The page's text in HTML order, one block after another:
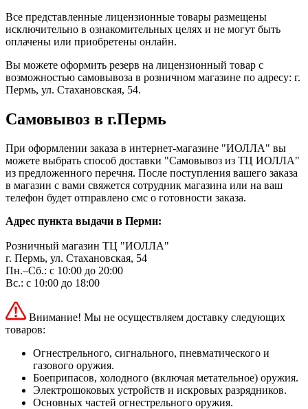
Все представленные лицензионные товары размещены
исключительно в ознакомительных целях и не могут быть
оплачены или приобретены онлайн.
Вы можете оформить резерв на лицензионный товар с
возможностью самовывоза в розничном магазине по адресу: г.
Пермь, ул. Стахановская, 54.
Самовывоз в г.Пермь
При оформлении заказа в интернет-магазине "ИОЛЛА" вы
можете выбрать способ доставки "Самовывоз из ТЦ ИОЛЛА"
из предложенного перечня. После поступления вашего заказа
в магазин с вами свяжется сотрудник магазина или на ваш
телефон будет отправлено смс о готовности заказа.
Адрес пункта выдачи в Перми:
Розничный магазин ТЦ "ИОЛЛА"
г. Пермь, ул. Стахановская, 54
Пн.–Сб.: с 10:00 до 20:00
Вс.: с 10:00 до 18:00
Внимание! Мы не осуществляем доставку следующих
товаров:
Огнестрельного, сигнального, пневматического и
газового оружия.
Боеприпасов, холодного (включая метательное) оружия.
Электрошоковых устройств и искровых разрядников.
Основных частей огнестрельного оружия.